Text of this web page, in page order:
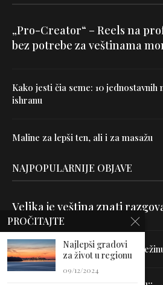
„Pro-Creator“ – Reels na
bez potrebe za veštinama
Kako jesti čia seme: 10 jednostavnih
ishranu
Maline za lepši ten, ali i za masažu
NAJPOPULARNIJE OBJAVE
Velika je veština znati
Uništite parazite i normalizujte
PROČITAJTE
Najlepši gradovi
za život u regionu
09/12/2024